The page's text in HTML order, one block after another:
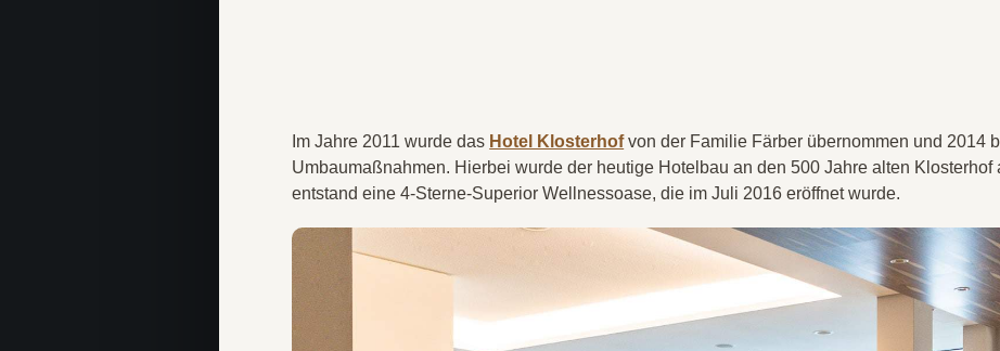
Im Jahre 2011 wurde das Hotel Klosterhofvon der Familie Färber übernommen und 2014
Umbaumaßnahmen. Hierbei wurde der heutige Hotelbau an den 500 Jahre alten Klosterhof
entstand eine 4-Sterne-Superior Wellnessoase, die im Juli 2016 eröffnet wurde.